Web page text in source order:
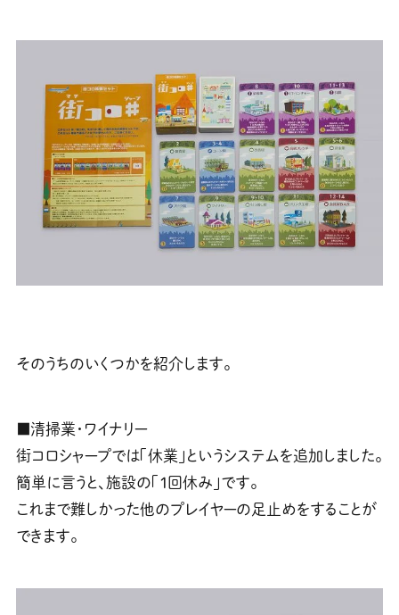
そのうちのいくつかを紹介します。
■清掃業・ワイナリー
街コロシャープでは「休業」というシステムを追加しました。
簡単に言うと、施設の「１回休み」です。
これまで難しかった他のプレイヤーの足止めをすることが
できます。